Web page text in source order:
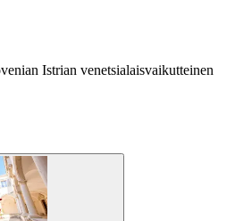
Istrian venetsialaisvaikutteinen